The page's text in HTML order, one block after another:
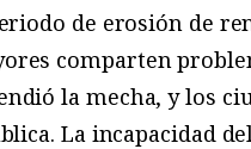
de erosión de
comparten
la mecha, y los
La incapacidad del